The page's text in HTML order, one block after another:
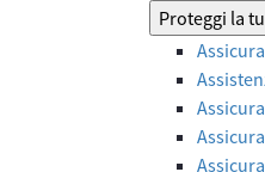
Proteggi la